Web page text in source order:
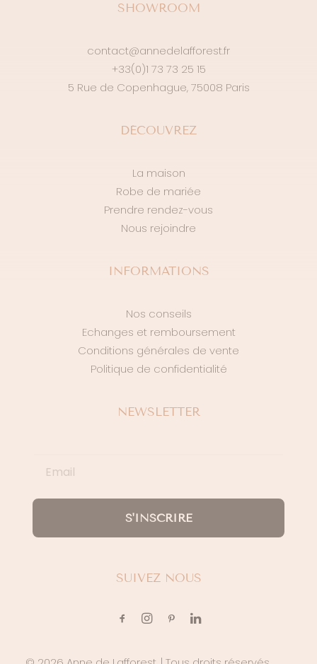
SHOWROOM
contact@annedelafforest.fr
+33(0)1 73 73 25 15
5 Rue de Copenhague, 75008 Paris
DÉCOUVREZ
La maison
Robe de mariée
Prendre rendez-vous
Nous rejoindre
INFORMATIONS
Nos conseils
Echanges et remboursement
Conditions générales de vente
Politique de confidentialité
NEWSLETTER
S'INSCRIRE
SUIVEZ NOUS